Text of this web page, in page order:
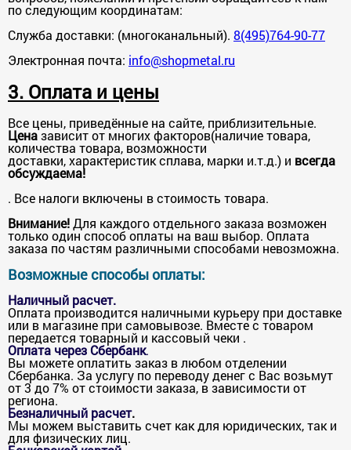
по следующим координатам:
Служба доставки: (многоканальный). 8(495)764-90-77
Электронная почта: info@shopmetal.ru
3. Оплата и цены
Все цены, приведённые на сайте, приблизительные.
Ценазависит от многих факторов(наличие товара,
количества товара, возможности
доставки, характеристик сплава, марки и.т.д.) и всегда
обсуждаема!
. Все налоги включены в стоимость товара.
Внимание!Для каждого отдельного заказа возможен
только один способ оплаты на ваш выбор. Оплата
заказа по частям различными способами невозможна.
Возможные способы оплаты:
Наличный расчет.
Оплата производится наличными курьеру при доставке
или в магазине при самовывозе. Вместе с товаром
передается товарный и кассовый чеки .
Оплата через Сбербанк.
Вы можете оплатить заказ в любом отделении
Сбербанка. За услугу по переводу денег с Вас возьмут
от 3 до 7% от стоимости заказа, в зависимости от
региона.
Безналичный расчет.
Мы можем выставить счет как для юридических, так и
для физических лиц.